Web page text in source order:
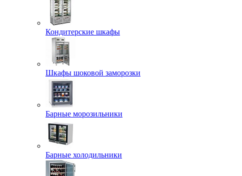
Кондитерские шкафы
Шкафы шоковой заморозки
Барные морозильники
Барные холодильники